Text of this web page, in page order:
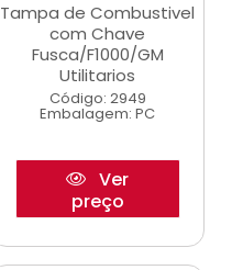
Tampa de Combustivel
com Chave
Fusca/F1000/GM
Utilitarios
Código: 2949
Embalagem: PC
Ver
preço